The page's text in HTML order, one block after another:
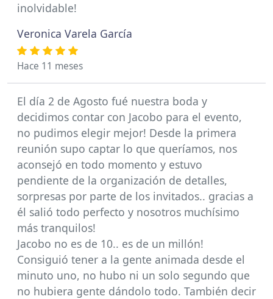
inolvidable!
Veronica Varela García
Hace 11 meses
El día 2 de Agosto fué nuestra boda y
decidimos contar con Jacobo para el evento,
no pudimos elegir mejor! Desde la primera
reunión supo captar lo que queríamos, nos
aconsejó en todo momento y estuvo
pendiente de la organización de detalles,
sorpresas por parte de los invitados.. gracias a
él salió todo perfecto y nosotros muchísimo
más tranquilos!
Jacobo no es de 10.. es de un millón!
Consiguió tener a la gente animada desde el
minuto uno, no hubo ni un solo segundo que
no hubiera gente dándolo todo. También decir